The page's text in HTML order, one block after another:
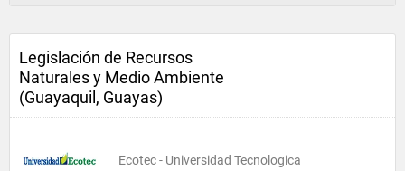
Legislación de Recursos
Naturales y Medio Ambiente
(Guayaquil, Guayas)
Ecotec - Universidad Tecnologica